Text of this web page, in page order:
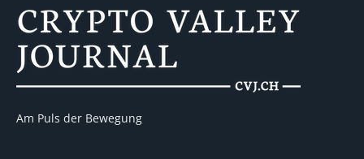
Am Puls der Bewegung